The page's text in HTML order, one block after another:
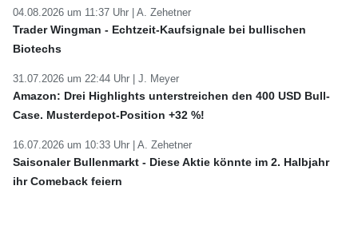
04.08.2026 um 11:37 Uhr | A. Zehetner
Trader Wingman - Echtzeit-Kaufsignale bei bullischen
Biotechs
31.07.2026 um 22:44 Uhr | J. Meyer
Amazon: Drei Highlights unterstreichen den 400 USD Bull-
Case. Musterdepot-Position +32 %!
16.07.2026 um 10:33 Uhr | A. Zehetner
Saisonaler Bullenmarkt - Diese Aktie könnte im 2. Halbjahr
ihr Comeback feiern